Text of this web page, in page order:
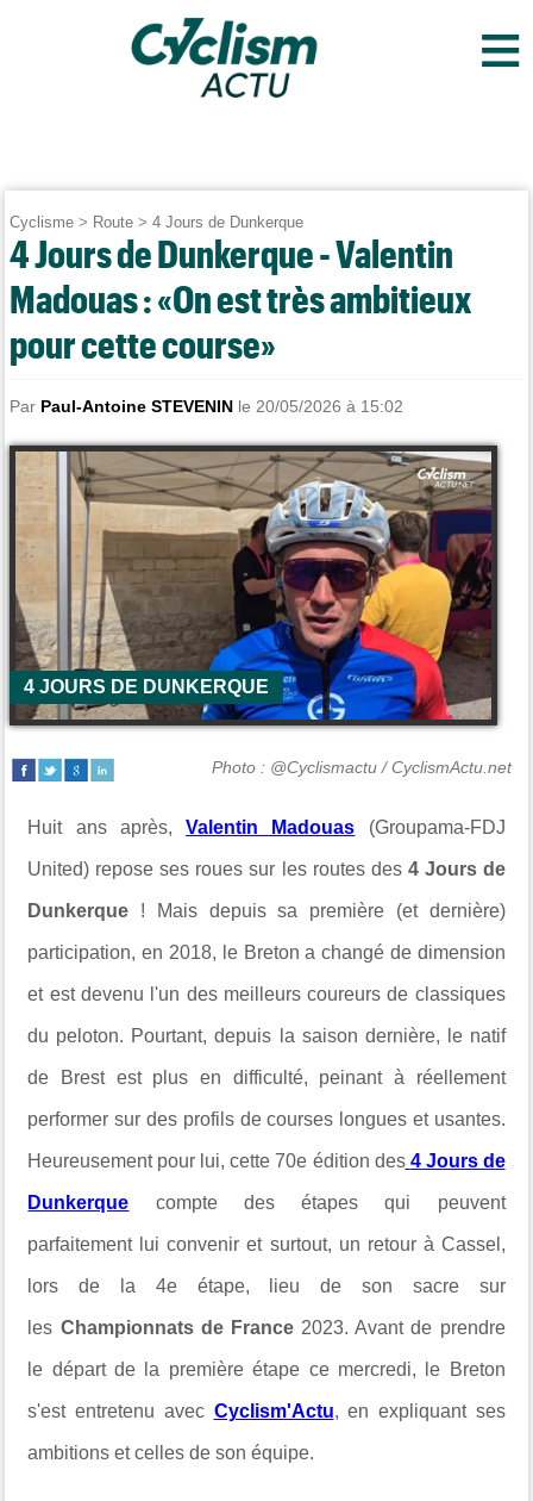
≡
Cyclisme > Route >4 Jours de Dunkerque
4 Jours de Dunkerque - Valentin
Madouas : «On est très ambitieux
pour cette course»
Par Paul-Antoine STEVENIN le 20/05/2026 à 15:02
4 JOURS DE DUNKERQUE
Photo : @Cyclismactu / CyclismActu.net
Huit ans après,Valentin Madouas (Groupama-FDJ
United) repose ses roues sur les routes des 4 Jours de
Dunkerque ! Mais depuis sa première (et dernière)
participation, en 2018, le Breton a changé de dimension
et est devenu l'un des meilleurs coureurs de classiques
du peloton. Pourtant, depuis la saison dernière, le natif
de Brest est plus en difficulté, peinant à réellement
performer sur des profils de courses longues et usantes.
Heureusement pour lui, cette 70e édition des 4 Jours de
Dunkerque compte des étapes qui peuvent
parfaitement lui convenir et surtout, un retour à Cassel,
lors de la 4e étape, lieu de son sacre sur
les Championnats de France 2023. Avant de prendre
le départ de la première étape ce mercredi, le Breton
s'est entretenu avec Cyclism'Actu, en expliquant ses
ambitions et celles de son équipe.